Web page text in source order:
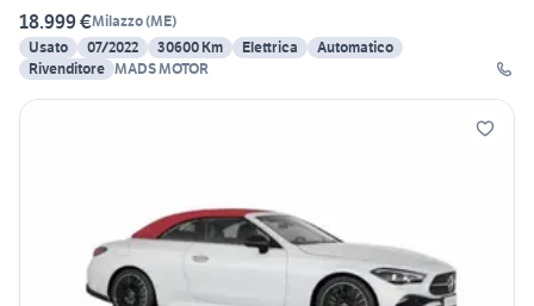
18.999 €Milazzo(ME)
Usato
07/2022 30600 Km Elettrica
Automatico
Rivenditore MADS MOTOR